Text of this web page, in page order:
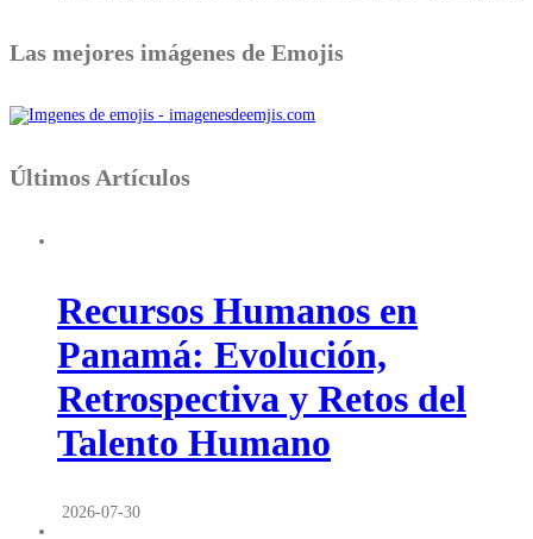
Las mejores imágenes de Emojis
Últimos Artículos
Recursos Humanos en
Panamá: Evolución,
Retrospectiva y Retos del
Talento Humano
2026-07-30